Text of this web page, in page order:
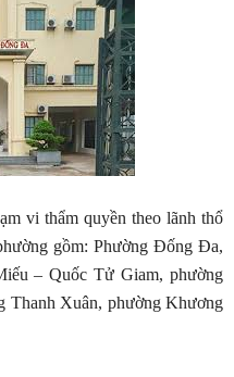
vi thẩm quyền theo lãnh thổ
gồm: Phường Đống Đa,
– Quốc Tử Giam, phường
Thanh Xuân, phường Khương